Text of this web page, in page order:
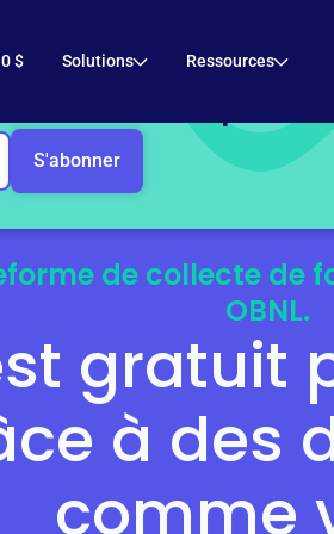
de fonds,
$ Solutions Ressources
de collecte de
OBNL.
gratuit
à des
comme